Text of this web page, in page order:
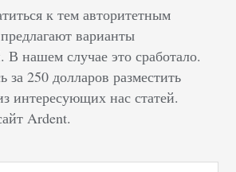
к тем авторитетным
варианты
В нашем случае это сработало.
250 долларов разместить
интересующих нас статей.
Ardent.